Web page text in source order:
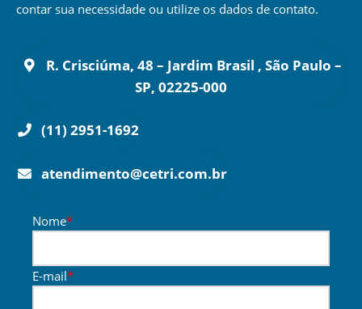
contar sua necessidade ou utilize os dados de contato.
R. Crisciúma, 48 – Jardim Brasil , São Paulo –
SP, 02225-000
(11) 2951-1692
atendimento@cetri.com.br
Nome*
E-mail*